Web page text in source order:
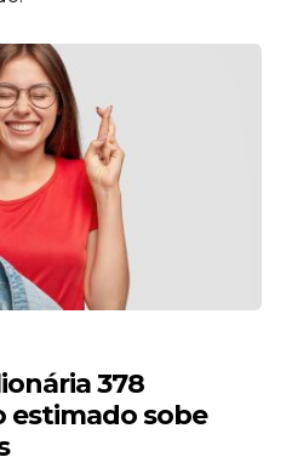
378
estimado sobe